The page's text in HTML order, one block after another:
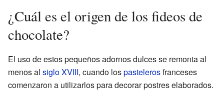
¿Cuál es el origen de los fideos de
chocolate?
El uso de estos pequeños adornos dulces se remonta al
menos al siglo XVIII, cuando lospastelerosfranceses
comenzaron a utilizarlos para decorar postres elaborados.